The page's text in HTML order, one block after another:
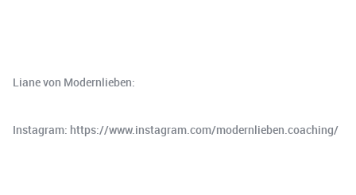
Liane von Modernlieben:
Instagram: https://www.instagram.com/modernlieben.coaching/